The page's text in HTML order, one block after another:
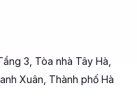
3, Tòa nhà Tây Hà,
Xuân, Thành phố Hà